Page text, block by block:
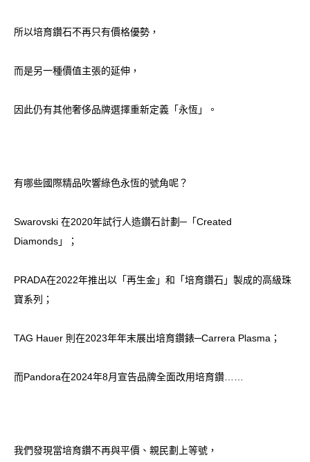
所以培育鑽石不再只有價格優勢，
而是另一種價值主張的延伸，
因此仍有其他奢侈品牌選擇重新定義「永恆」。
有哪些國際精品吹響綠色永恆的號角呢？
Swarovski 在2020年試行人造鑽石計劃─「Created
Diamonds」；
PRADA在2022年推出以「再生金」和「培育鑽石」製成的高級珠
寶系列；
TAG Hauer 則在2023年年末展出培育鑽錶─Carrera Plasma；
而Pandora在2024年8月宣告品牌全面改用培育鑽……
我們發現當培育鑽不再與平價、親民劃上等號，